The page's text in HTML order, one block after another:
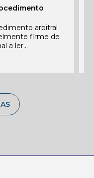
arbitral
firme de
a ler...